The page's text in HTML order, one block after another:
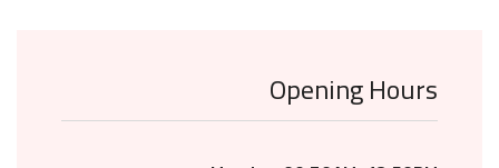
Opening Hours